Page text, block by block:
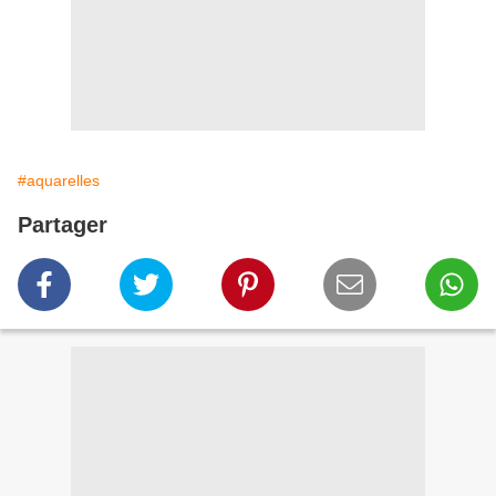
#aquarelles
Partager